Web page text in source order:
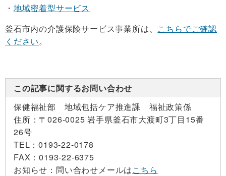
地域密着型サービス
釜石市内の介護保険サービス事業所は、 こちらでご確認
ください。
この記事に関するお問い合わせ
保健福祉部 地域包括ケア推進課 福祉政策係
住所： 〒026-0025 岩手県釜石市大渡町3丁目15番
26号
TEL：0193-22-0178
FAX：0193-22-6375
お知らせ： 問い合わせメールはこちら